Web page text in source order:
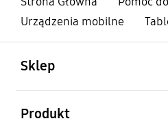
Urządzenia mobilne
Sklep
Produkt